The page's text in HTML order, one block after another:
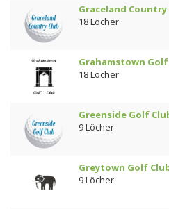
Graceland Country
18 Löcher
Grahamstown Golf
18 Löcher
Greenside Golf
9 Löcher
Greytown Golf
9 Löcher